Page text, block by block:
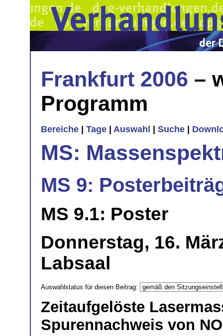
Frankfurt 2006 –
Programm
Bereiche Tage Auswahl Suche
MS:
MS 9:
MS 9.1: Poster
Donnerstag, 16.
Labsaal
Auswahlstatus für diesen Beitrag:
Zeitaufgelöste
Spurennachweis von